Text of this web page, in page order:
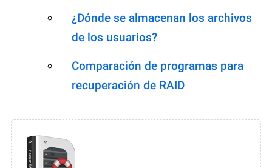
¿Dónde se almacenan los archivos
de los usuarios?
Comparación de programas para
recuperación de RAID